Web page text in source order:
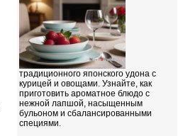
традиционного японского удона с
курицей и овощами. Узнайте, как
приготовить ароматное блюдо с
нежной лапшой, насыщенным
бульоном и сбалансированными
специями.